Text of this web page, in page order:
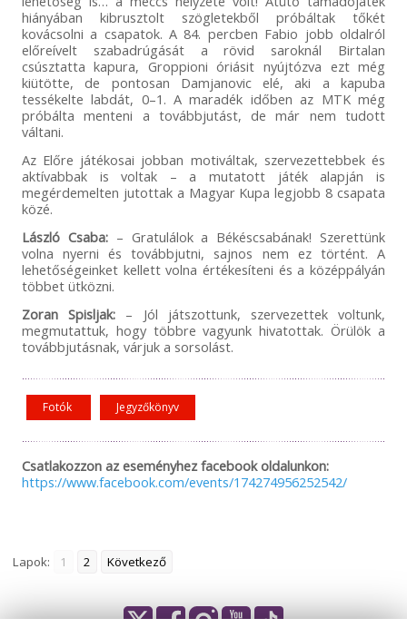
hiányában kibrusztolt szögletekből próbáltak tőkét
kovácsolni a csapatok. A 84. percben Fabio jobb oldalról
előreívelt szabadrúgását a rövid saroknál Birtalan
csúsztatta kapura, Groppioni óriásit nyújtózva ezt még
kiütötte, de pontosan Damjanovic elé, aki a kapuba
tessékelte labdát, 0–1. A maradék időben az MTK még
próbálta menteni a továbbjutást, de már nem tudott
váltani.
Az Előre játékosai jobban motiváltak, szervezettebbek és
aktívabbak is voltak – a mutatott játék alapján is
megérdemelten jutottak a Magyar Kupa legjobb 8 csapata
közé.
László Csaba:– Gratulálok a Békéscsabának! Szerettünk
volna nyerni és továbbjutni, sajnos nem ez történt. A
lehetőségeinket kellett volna értékesíteni és a középpályán
többet ütközni.
Zoran Spisljak: – Jól játszottunk, szervezettek voltunk,
megmutattuk, hogy többre vagyunk hivatottak. Örülök a
továbbjutásnak, várjuk a sorsolást.
Fotók Jegyzőkönyv
Csatlakozzon az eseményhez facebook oldalunkon:
https://www.facebook.com/events/174274956252542/
Lapok: 1 2 Következő